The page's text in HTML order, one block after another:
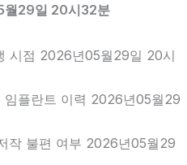
월29일 20시32분
시점 2026년05월29일 20시
임플란트 이력 2026년05월29
작 불편 여부 2026년05월29